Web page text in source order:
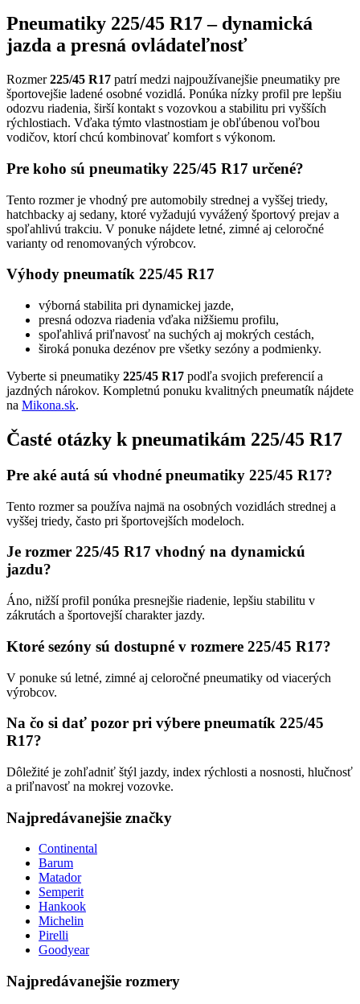
Pneumatiky 225/45 R17 – dynamická
jazda a presná ovládateľnosť
Rozmer225/45 R17 patrí medzi najpoužívanejšie pneumatiky pre
športovejšie ladené osobné vozidlá. Ponúka nízky profil pre lepšiu
odozvu riadenia, širší kontakt s vozovkou a stabilitu pri vyšších
rýchlostiach. Vďaka týmto vlastnostiam je obľúbenou voľbou
vodičov, ktorí chcú kombinovať komfort s výkonom.
Pre koho sú pneumatiky 225/45 R17 určené?
Tento rozmer je vhodný pre automobily strednej a vyššej triedy,
hatchbacky aj sedany, ktoré vyžadujú vyvážený športový prejav a
spoľahlivú trakciu. V ponuke nájdete letné, zimné aj celoročné
varianty od renomovaných výrobcov.
Výhody pneumatík 225/45 R17
výborná stabilita pri dynamickej jazde,
presná odozva riadenia vďaka nižšiemu profilu,
spoľahlivá priľnavosť na suchých aj mokrých cestách,
široká ponuka dezénov pre všetky sezóny a podmienky.
Vyberte si pneumatiky 225/45 R17 podľa svojich preferencií a
jazdných nárokov. Kompletnú ponuku kvalitných pneumatík nájdete
na Mikona.sk.
Časté otázky k pneumatikám 225/45 R17
Pre aké autá sú vhodné pneumatiky 225/45 R17?
Tento rozmer sa používa najmä na osobných vozidlách strednej a
vyššej triedy, často pri športovejších modeloch.
Je rozmer 225/45 R17 vhodný na dynamickú
jazdu?
Áno, nižší profil ponúka presnejšie riadenie, lepšiu stabilitu v
zákrutách a športovejší charakter jazdy.
Ktoré sezóny sú dostupné v rozmere 225/45 R17?
V ponuke sú letné, zimné aj celoročné pneumatiky od viacerých
výrobcov.
Na čo si dať pozor pri výbere pneumatík 225/45
R17?
Dôležité je zohľadniť štýl jazdy, index rýchlosti a nosnosti, hlučnosť
a priľnavosť na mokrej vozovke.
Najpredávanejšie značky
Continental
Barum
Matador
Semperit
Hankook
Michelin
Pirelli
Goodyear
Najpredávanejšie rozmery